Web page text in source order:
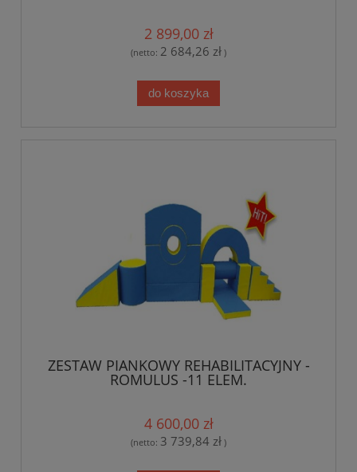
2 899,00 zł
(netto: 2 684,26 zł )
do koszyka
ZESTAW PIANKOWY REHABILITACYJNY -
ROMULUS -11 ELEM.
4 600,00 zł
(netto: 3 739,84 zł )